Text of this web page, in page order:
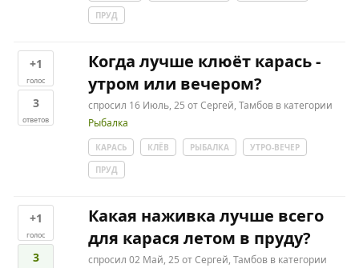
ПРУД
+1
голос
3
ответов
Когда лучше клюёт карась -
утром или вечером?
спросил 16 Июль, 25 отСергей, Тамбов в категории
Рыбалка
КАРАСЬ КЛЁВ РЫБАЛКА
УТРО-ВЕЧЕР
ПРУД
+1
голос
3
Какая наживка лучше всего
для карася летом в пруду?
спросил 02 Май, 25 отСергей, Тамбов в категории